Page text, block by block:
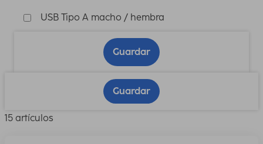
USB Tipo A macho / hembra
Guardar
Guardar
15 artículos